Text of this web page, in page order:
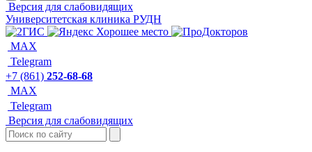
Версия для слабовидящих
Университетская клиника РУДН
MAX
Telegram
+7 (861) 252-68-68
MAX
Telegram
Версия для слабовидящих